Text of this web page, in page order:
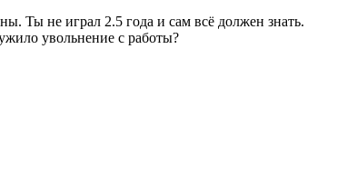
Ты не играл 2.5 года и сам всё должен знать.
увольнение с работы?